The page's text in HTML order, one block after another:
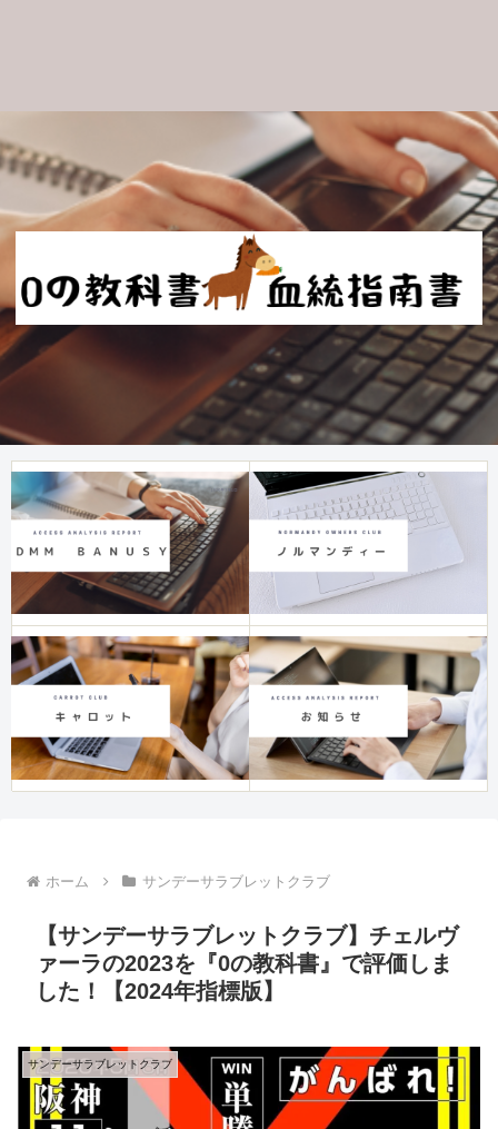
ホーム サンデーサラブレットクラブ
【サンデーサラブレットクラブ】チェルヴ
ァーラの2023を『0の教科書』で評価しま
した！【2024年指標版】
サンデーサラブレットクラブ